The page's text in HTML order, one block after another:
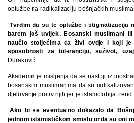
optužbe na radikalizaciju bošnjačkih
“Tvrdim da su te optužbe i stigmatizacija
barem još uvijek. Bosanski muslimani
naučio stoljećima da živi ovdje i koji je
sposobnosti za toleranciju, suživot,
Duraković.
Akademik je mišljenja da se nastoji iz
bosanskim muslimanima da su
djelovanje protiv njih jer je islamofobija trend
“Ako bi se eventualno dokazalo da
jednom islamističkom smislu onda su oni